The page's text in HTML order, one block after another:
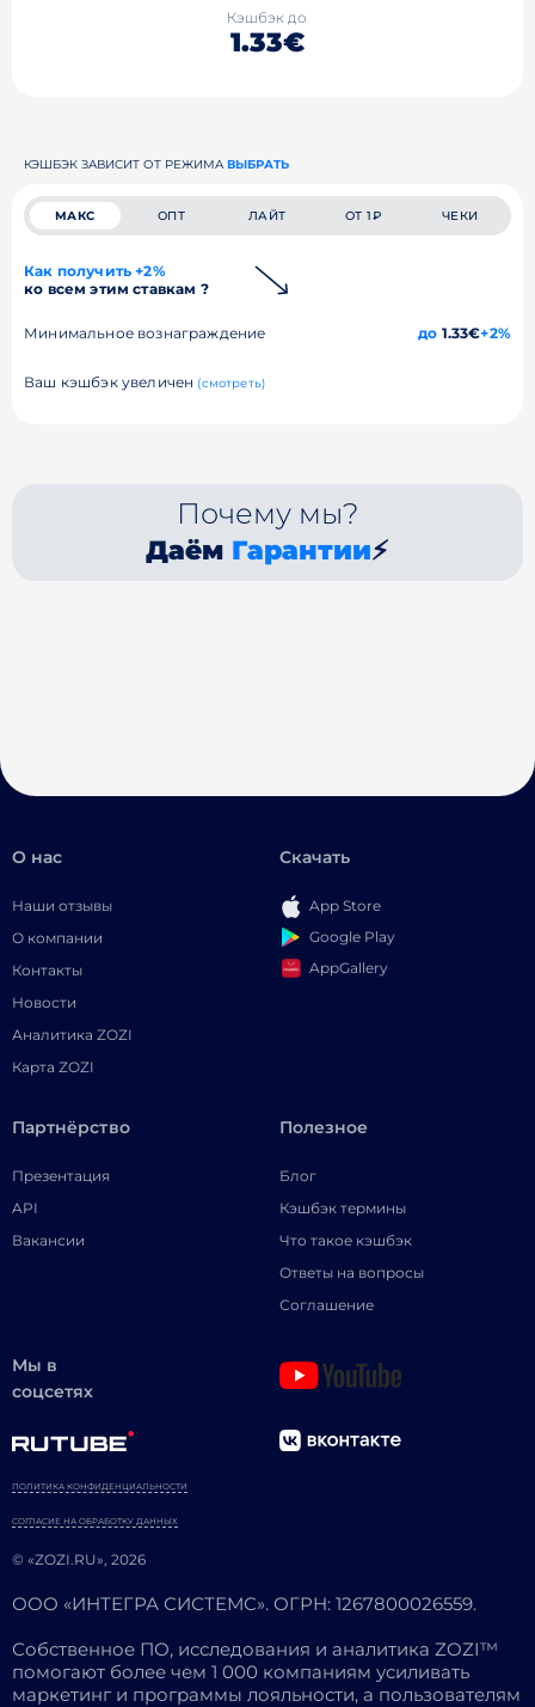
Кэшбэк до
1.33€
КЭШБЭК ЗАВИСИТ ОТ РЕЖИМА ВЫБРАТЬ
МАКС ОПТ ЛАЙТ ОТ 1₽ ЧЕКИ
Как получить +2%
ко всем этим ставкам ?
Минимальное вознаграждение до 1.33€+2%
Ваш кэшбэк увеличен (смотреть)
Почему мы?
Даём Гарантии⚡
О нас
Наши отзывы
О компании
Контакты
Новости
Аналитика ZOZI
Карта ZOZI
Скачать
App Store
Google Play
AppGallery
Партнёрство
Презентация
API
Вакансии
Полезное
Блог
Кэшбэк термины
Что такое кэшбэк
Ответы на вопросы
Соглашение
Мы в
соцсетях
© «ZOZI.RU», 2026
ПОЛИТИКА КОНФИДЕНЦИАЛЬНОСТИ
СОГЛАСИЕ НА ОБРАБОТКУ ДАННЫХ
ООО «ИНТЕГРА СИСТЕМС». ОГРН: 1267800026559.
Собственное ПО, исследования и аналитика ZOZI™
помогают более чем 1 000 компаниям усиливать
маркетинг и программы лояльности, а пользователям